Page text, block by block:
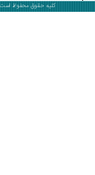
کلیه حقوق محفوظ است و